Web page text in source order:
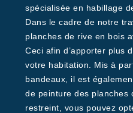
spécialisée en habillage
Dans le cadre de notre
planches de rive en bois
Ceci afin d’apporter plus
votre habitation. Mis à
bandeaux, il est
de peinture des planches
restreint, vous pouvez